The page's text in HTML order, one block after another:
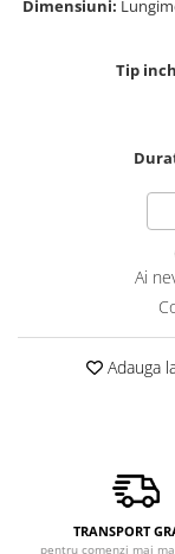
Dimensiuni:
Tip
Ai
Adauga
TRANSPORT
pentru comenzi mai